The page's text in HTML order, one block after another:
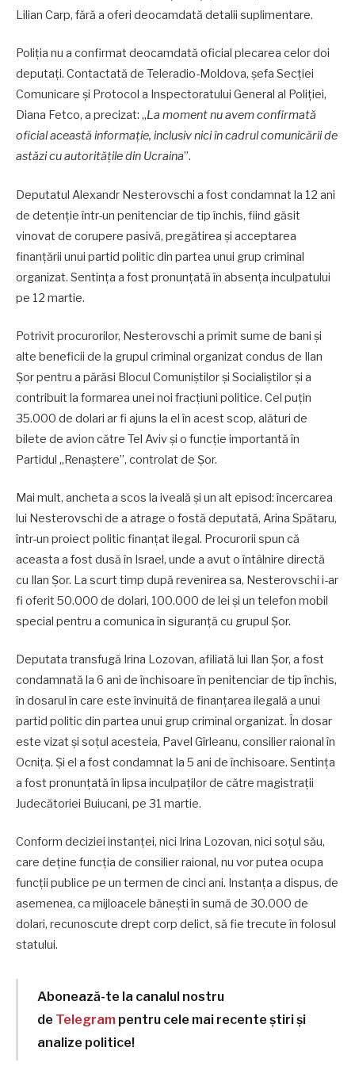
Lilian Carp, fără a oferi deocamdată detalii suplimentare.
Poliția nu a confirmat deocamdată oficial plecarea celor doi
deputați. Contactată de Teleradio-Moldova, șefa Secției
Comunicare și Protocol a Inspectoratului General al Poliției,
Diana Fetco, a precizat: „La moment nu avem confirmată
oficial această informație, inclusiv nici în cadrul comunicării de
astăzi cu autoritățile din Ucraina”.
Deputatul Alexandr Nesterovschi a fost condamnat la 12 ani
de detenție într-un penitenciar de tip închis, fiind găsit
vinovat de corupere pasivă, pregătirea și acceptarea
finanțării unui partid politic din partea unui grup criminal
organizat. Sentința a fost pronunțată în absența inculpatului
pe 12 martie.
Potrivit procurorilor, Nesterovschi a primit sume de bani și
alte beneficii de la grupul criminal organizat condus de Ilan
Șor pentru a părăsi Blocul Comuniștilor și Socialiștilor și a
contribuit la formarea unei noi fracțiuni politice. Cel puțin
35.000 de dolari ar fi ajuns la el în acest scop, alături de
bilete de avion către Tel Aviv și o funcție importantă în
Partidul „Renaștere”, controlat de Șor.
Mai mult, ancheta a scos la iveală și un alt episod: încercarea
lui Nesterovschi de a atrage o fostă deputată, Arina Spătaru,
într-un proiect politic finanțat ilegal. Procurorii spun că
aceasta a fost dusă în Israel, unde a avut o întâlnire directă
cu Ilan Șor. La scurt timp după revenirea sa, Nesterovschi i-ar
fi oferit 50.000 de dolari, 100.000 de lei și un telefon mobil
special pentru a comunica în siguranță cu grupul Șor.
Deputata transfugă Irina Lozovan, afiliată lui Ilan Șor, a fost
condamnată la 6 ani de închisoare în penitenciar de tip închis,
în dosarul în care este învinuită de finanțarea ilegală a unui
partid politic din partea unui grup criminal organizat. În dosar
este vizat și soțul acesteia, Pavel Gîrleanu, consilier raional în
Ocnița. Și el a fost condamnat la 5 ani de închisoare. Sentința
a fost pronunțată în lipsa inculpaților de către magistrații
Judecătoriei Buiucani, pe 31 martie.
Conform deciziei instanței, nici Irina Lozovan, nici soțul său,
care deține funcția de consilier raional, nu vor putea ocupa
funcții publice pe un termen de cinci ani. Instanța a dispus, de
asemenea, ca mijloacele bănești în sumă de 30.000 de
dolari, recunoscute drept corp delict, să fie trecute în folosul
statului.
Abonează-te la canalul nostru
de Telegram pentru cele mai recente știri și
analize politice!